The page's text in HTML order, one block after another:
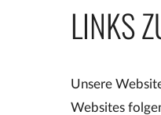
LINKS
Unsere
Websites